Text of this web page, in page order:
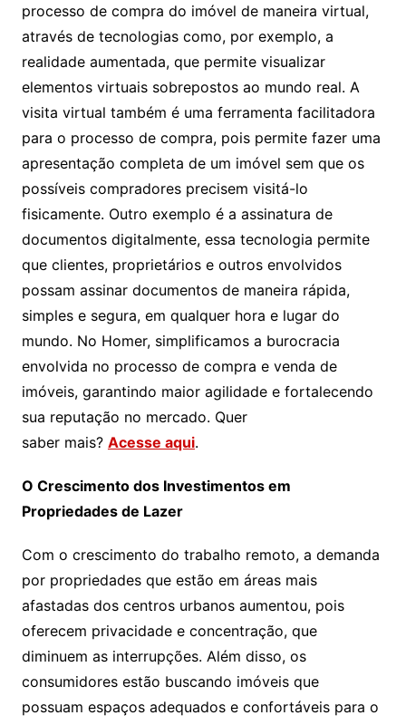
processo de compra do imóvel de maneira virtual,
através de tecnologias como, por exemplo, a
realidade aumentada, que permite visualizar
elementos virtuais sobrepostos ao mundo real. A
visita virtual também é uma ferramenta facilitadora
para o processo de compra, pois permite fazer uma
apresentação completa de um imóvel sem que os
possíveis compradores precisem visitá-lo
fisicamente. Outro exemplo é a assinatura de
documentos digitalmente, essa tecnologia permite
que clientes, proprietários e outros envolvidos
possam assinar documentos de maneira rápida,
simples e segura, em qualquer hora e lugar do
mundo. No Homer, simplificamos a burocracia
envolvida no processo de compra e venda de
imóveis, garantindo maior agilidade e fortalecendo
sua reputação no mercado. Quer
saber mais? Acesse aqui.
O Crescimento dos Investimentos em
Propriedades de Lazer
Com o crescimento do trabalho remoto, a demanda
por propriedades que estão em áreas mais
afastadas dos centros urbanos aumentou, pois
oferecem privacidade e concentração, que
diminuem as interrupções. Além disso, os
consumidores estão buscando imóveis que
possuam espaços adequados e confortáveis para o